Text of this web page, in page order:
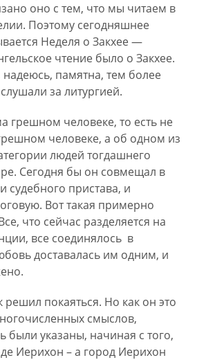
оно с тем, что мы читаем в
Поэтому сегодняшнее
Неделя о Закхее —
чтение было о Закхее.
надеюсь, памятна, тем более
за литургией.
грешном человеке, то есть не
человеке, а об одном из
людей тогдашнего
Сегодня бы он совмещал в
судебного пристава, и
Вот такая примерно
что сейчас разделяется на
все соединялось в
доставалась им одним, и
решил покаяться. Но как он это
смыслов,
были указаны, начиная с того,
Иерихон – а город Иерихон